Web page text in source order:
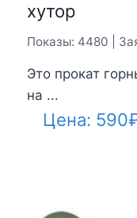
хутор
Показы: 4480 |
Это прокат
на ...
Цена: 590